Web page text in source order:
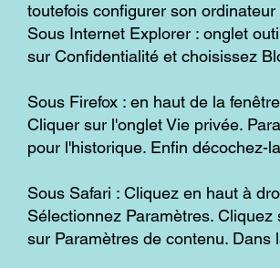
toutefois configurer son
Sous Internet Explorer : onglet
sur Confidentialité et choisissez
Sous Firefox : en haut de la
Cliquer sur l'onglet Vie privée.
pour l'historique. Enfin décochez-
Sous Safari : Cliquez en haut à
Sélectionnez Paramètres.
sur Paramètres de contenu.